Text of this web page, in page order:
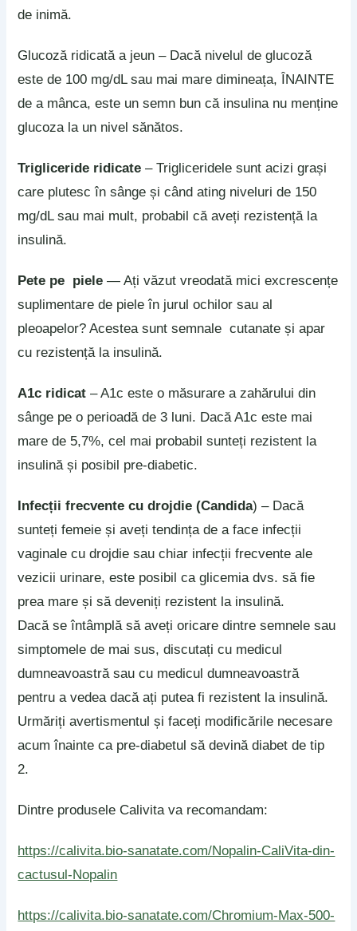
de inimă.
Glucoză ridicată a jeun – Dacă nivelul de glucoză
este de 100 mg/dL sau mai mare dimineața, ÎNAINTE
de a mânca, este un semn bun că insulina nu menține
glucoza la un nivel sănătos.
Trigliceride ridicate – Trigliceridele sunt acizi grași
care plutesc în sânge și când ating niveluri de 150
mg/dL sau mai mult, probabil că aveți rezistență la
insulină.
Pete pe piele — Ați văzut vreodată mici excrescențe
suplimentare de piele în jurul ochilor sau al
pleoapelor? Acestea sunt semnale cutanate și apar
cu rezistență la insulină.
A1c ridicat – A1c este o măsurare a zahărului din
sânge pe o perioadă de 3 luni. Dacă A1c este mai
mare de 5,7%, cel mai probabil sunteți rezistent la
insulină și posibil pre-diabetic.
Infecții frecvente cu drojdie (Candida) – Dacă
sunteți femeie și aveți tendința de a face infecții
vaginale cu drojdie sau chiar infecții frecvente ale
vezicii urinare, este posibil ca glicemia dvs. să fie
prea mare și să deveniți rezistent la insulină.
Dacă se întâmplă să aveți oricare dintre semnele sau
simptomele de mai sus, discutați cu medicul
dumneavoastră sau cu medicul dumneavoastră
pentru a vedea dacă ați putea fi rezistent la insulină.
Urmăriți avertismentul și faceți modificările necesare
acum înainte ca pre-diabetul să devină diabet de tip
2.
Dintre produsele Calivita va recomandam:
https://calivita.bio-sanatate.com/Nopalin-CaliVita-din-
cactusul-Nopalin
https://calivita.bio-sanatate.com/Chromium-Max-500-